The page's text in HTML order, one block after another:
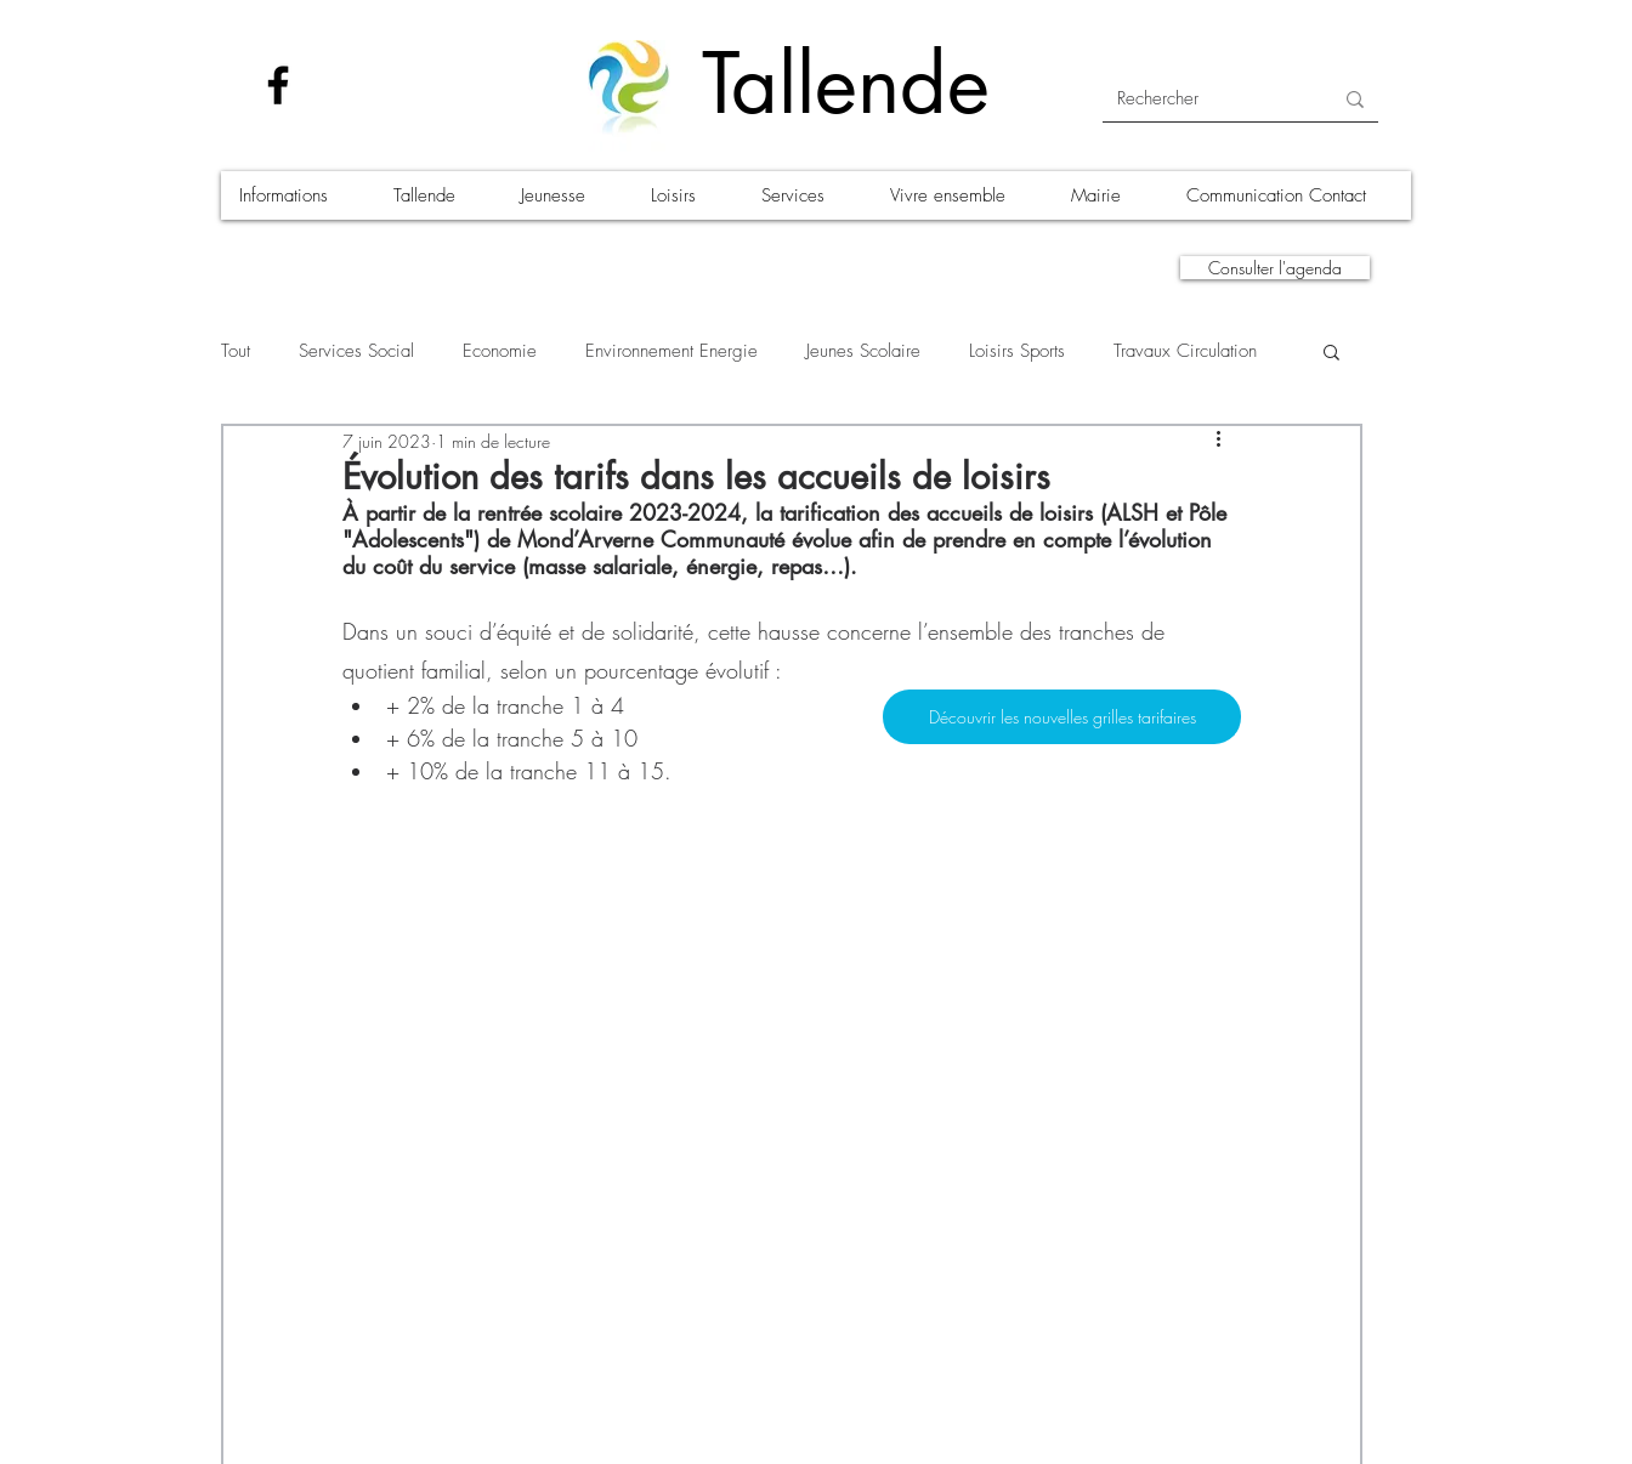
Tallende
Informations Tallende Jeunesse Loisirs Services Vivre ensemble Mairie Communication Contact
Consulter l'agenda
Tout Services Social Economie Environnement Energie Jeunes Scolaire Loisirs Sports Travaux Circulation
Santé - Covid-19 Culture Manifestations A la une
Évolution des tarifs dans les accueils de loisirs
7 juin 2023 1 min de lecture
À partir de la rentrée scolaire 2023-2024, la tarification des accueils de loisirs (ALSH et Pôle
"Adolescents") de Mond’Arverne Communauté évolue afin de prendre en compte l’évolution
du coût du service (masse salariale, énergie, repas…).
Dans un souci d’équité et de solidarité, cette hausse concerne l’ensemble des tranches de
quotient familial, selon un pourcentage évolutif :
Découvrir les nouvelles grilles tarifaires
+ 2% de la tranche 1 à 4
+ 6% de la tranche 5 à 10
+ 10% de la tranche 11 à 15.